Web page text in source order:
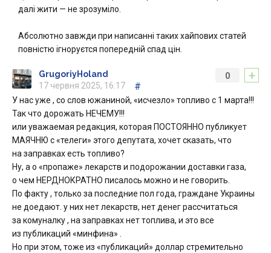
далі жити — не зрозуміло.
Абсолютно завжди при написанні таких хайпових статей
повністю ігноруєтся попередній спад цін.
+
0
GrugoriyHoland
17 червня 2025, 16:17
#
У нас уже , со слов южаниной, «исчезло» топливо с 1 марта!!!
Так что дорожать НЕЧЕМУ!!!
или уважаемая редакция, которая ПОСТОЯННО публикует
МАЯЧНЮ с «телеги» этого депутата, хочет сказать, что
на заправках есть топливо?
Ну, а о «пропаже» лекарств и подорожании доставки газа,
о чем НЕРДНОКРАТНО писалось можно и не говорить.
По факту , только за последние пол года, граждане Украины
не доедают. у них нет лекарств, нет денег рассчитаться
за комуналку , на заправках нет топлива, и это все
из публикаций «минфина» .
Но при этом, тоже из «публикаций» доллар стремительно